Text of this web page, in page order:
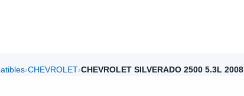
›CHEVROLET›CHEVROLET SILVERADO 2500 5.3L 2008